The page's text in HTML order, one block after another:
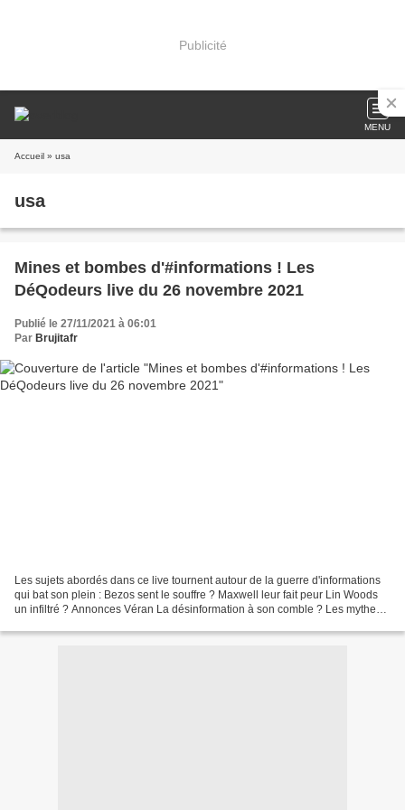
Publicité
MENU
Accueil » usa
usa
Mines et bombes d'#informations ! Les
DéQodeurs live du 26 novembre 2021
Publié le 27/11/2021 à 06:01
Par Brujitafr
Les sujets abordés dans ce live tournent autour de la guerre d'informations
qui bat son plein : Bezos sent le souffre ? Maxwell leur fait peur Lin Woods
un infiltré ? Annonces Véran La désinformation à son comble ? Les mythes